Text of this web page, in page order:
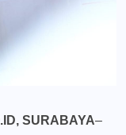
SURABAYA–